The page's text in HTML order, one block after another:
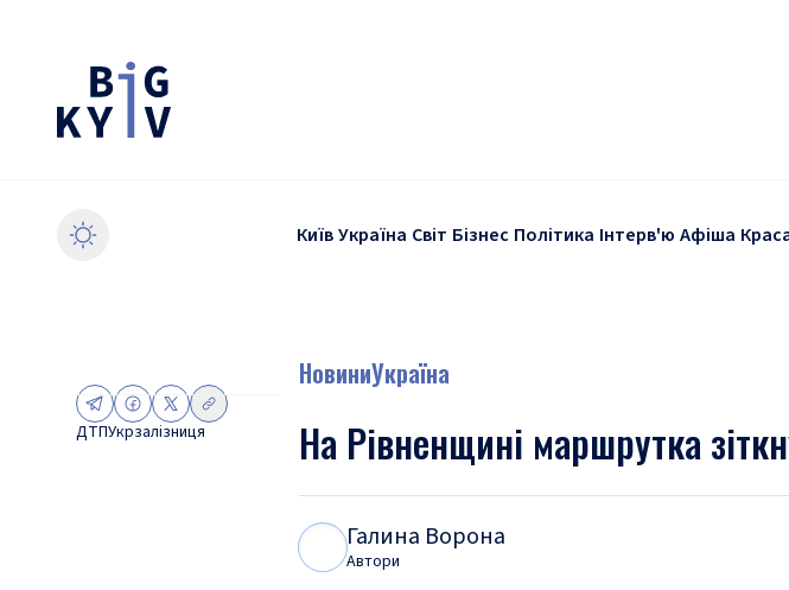
КиївУкраїна Світ Бізнес Політика Інтерв'ю Афіша
ДТПУкрзалізниця
НовиниУкраїна
На Рівненщині маршрутка
Галина Ворона
Автори